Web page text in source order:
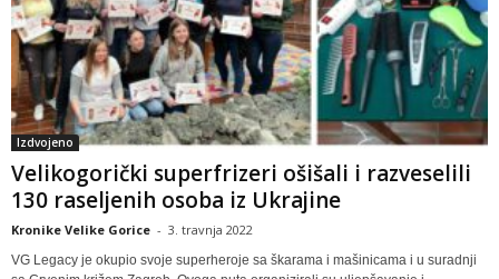
Izdvojeno
Velikogorički superfrizeri ošišali i razveselili
130 raseljenih osoba iz Ukrajine
Kronike Velike Gorice - 3. travnja 2022
VG Legacy je okupio svoje superheroje sa škarama i mašinicama i u suradnji